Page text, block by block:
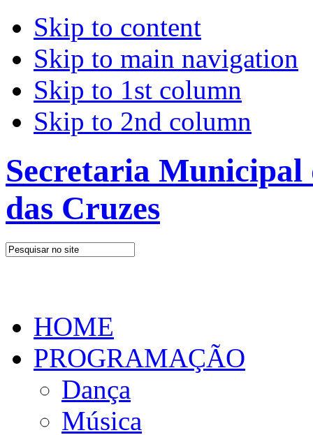
Skip to content
Skip to main navigation
Skip to 1st column
Skip to 2nd column
Secretaria
das Cruzes
HOME
PROGRAMAÇÃO
Dança
Música